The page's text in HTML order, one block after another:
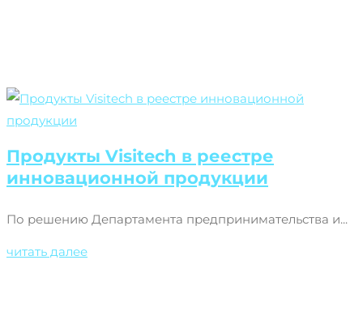
Продукты Visitech в реестре
инновационной продукции
По решению Департамента предпринимательства и...
читать далее